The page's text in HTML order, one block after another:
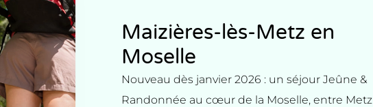
Maizières-lès-Metz en
Moselle
Nouveau dès janvier 2026 : un séjour Jeûne &
Randonnée au cœur de la Moselle, entre Metz